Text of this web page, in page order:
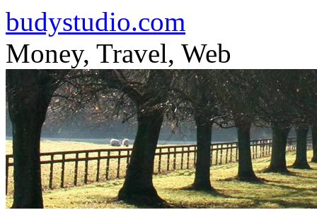
budystudio.com
Money, Travel, Web